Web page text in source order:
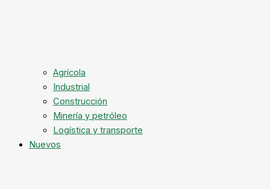
Agrícola
Industrial
Construcción
Minería y petróleo
Logística y transporte
Nuevos